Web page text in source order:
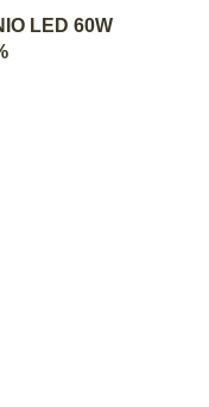
LED 60W